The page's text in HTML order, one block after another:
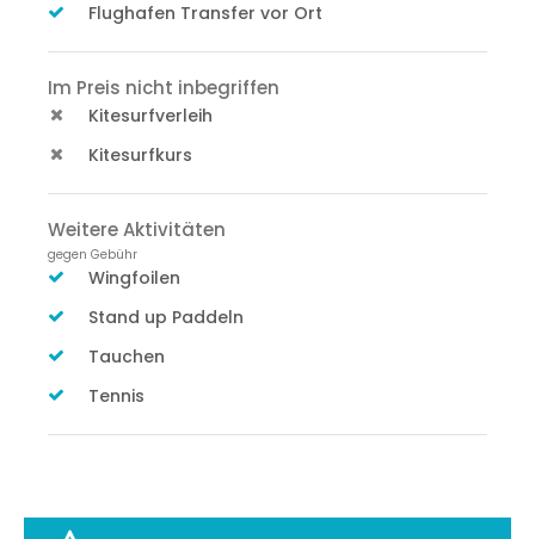
Flughafen Transfer vor Ort
Im Preis nicht inbegriffen
Kitesurfverleih
Kitesurfkurs
Weitere Aktivitäten
gegen Gebühr
Wingfoilen
Stand up Paddeln
Tauchen
Tennis